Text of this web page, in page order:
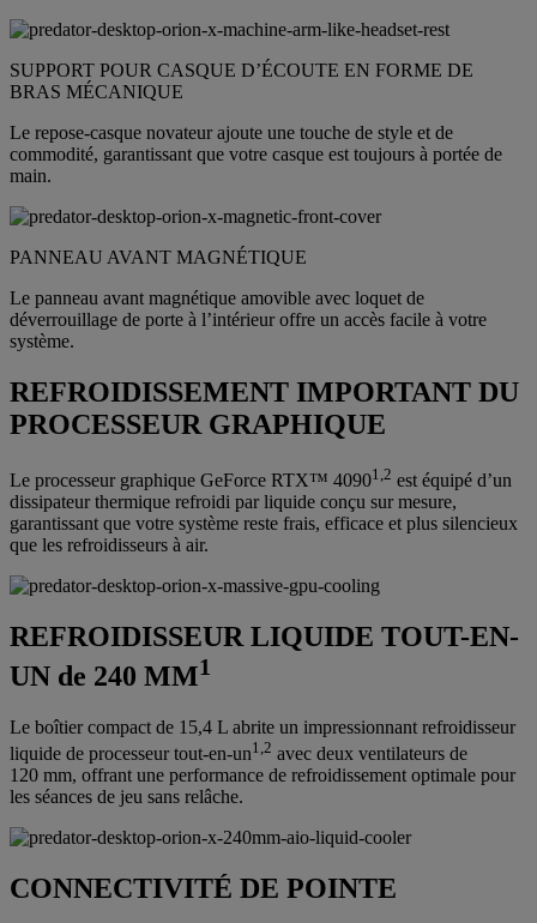
SUPPORT POUR CASQUE D’ÉCOUTE EN FORME DE
BRAS MÉCANIQUE
Le repose-casque novateur ajoute une touche de style et de
commodité, garantissant que votre casque est toujours à portée de
main.
PANNEAU AVANT MAGNÉTIQUE
Le panneau avant magnétique amovible avec loquet de
déverrouillage de porte à l’intérieur offre un accès facile à votre
système.
REFROIDISSEMENT IMPORTANT DU
PROCESSEUR GRAPHIQUE
Le processeur graphique GeForce RTX™ 40901,2 est équipé d’un
dissipateur thermique refroidi par liquide conçu sur mesure,
garantissant que votre système reste frais, efficace et plus silencieux
que les refroidisseurs à air.
REFROIDISSEUR LIQUIDE TOUT-EN-
UN de 240 MM1
Le boîtier compact de 15,4 L abrite un impressionnant refroidisseur
liquide de processeur tout-en-un1,2 avec deux ventilateurs de
120 mm, offrant une performance de refroidissement optimale pour
les séances de jeu sans relâche.
CONNECTIVITÉ DE POINTE